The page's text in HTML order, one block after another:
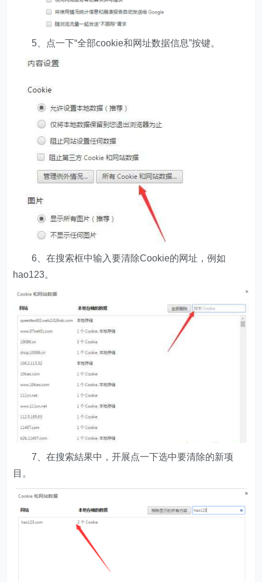
5、点一下“全部cookie和网址数据信息”按键。
6、在搜索框中输入要清除Cookie的网址，例如
hao123。
7、在搜索結果中，开展点一下选中要清除的新项
目。